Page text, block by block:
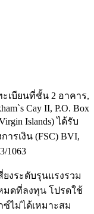
ะเบียนที่ชั้น 2 อาคาร,
Cay II, P.O. Box
Islands) ได้รับ
ารเงิน (FSC) BVI,
1063
งระดับรุนแรงรวม
มดที่ลงทุน โปรดใช้
ซ์ไม่ได้เหมาะสม